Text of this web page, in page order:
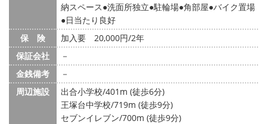
納スペース 洗面所独立 駐輪場 角部屋 バイク置場
日当たり良好
保 険
加入要 20,000円/2年
保証会社
－
金銭備考
－
周辺施設
出合小学校/401m (徒歩6分)
王塚台中学校/719m (徒歩9分)
セブンイレブン/700m (徒歩9分)